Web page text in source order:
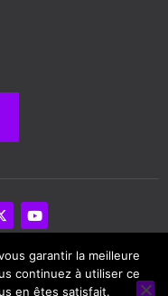
Souvenir…
garantir la meilleure
continuez à utiliser ce
en êtes satisfait.